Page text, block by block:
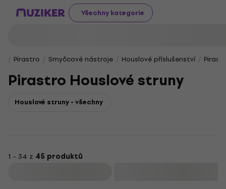
Všechny kategorie
Pirastro Smyčcové nástroje Houslové příslušenství
Pirastro Houslové struny
Houslové struny - všechny
1 - 34 z 45 produktů